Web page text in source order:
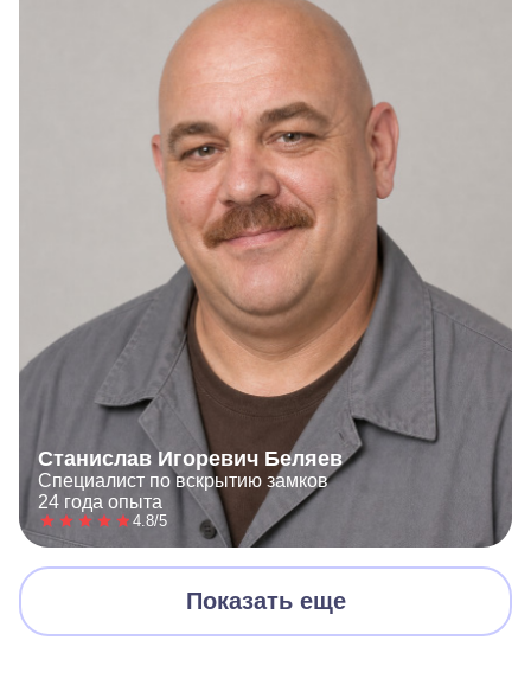
Станислав Игоревич Беляев
Специалист по вскрытию замков
24 года опыта
4.8/5
Показать еще